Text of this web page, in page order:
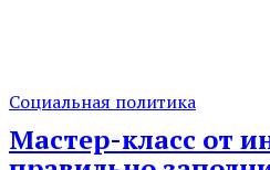
Социальная политика
Мастер-класс от